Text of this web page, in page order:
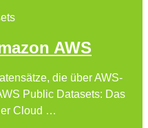
AWS
die über AWS-
Public Datasets: Das
Cloud …